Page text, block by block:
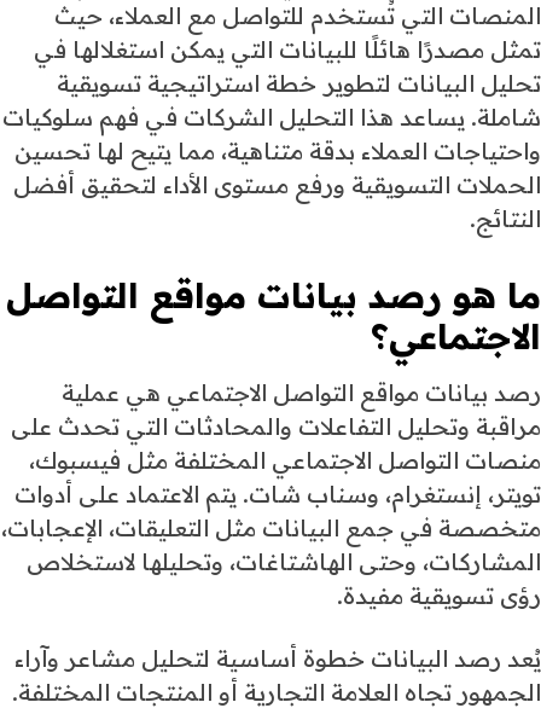
المنصات التي تُستخدم للتواصل مع العملاء، حيث
تمثل مصدرًا هائلًا للبيانات التي يمكن استغلالها في
تحليل البيانات لتطوير خطة استراتيجية تسويقية
شاملة. يساعد هذا التحليل الشركات في فهم سلوكيات
واحتياجات العملاء بدقة متناهية، مما يتيح لها تحسين
الحملات التسويقية ورفع مستوى الأداء لتحقيق أفضل
النتائج.
ما هو رصد بيانات مواقع التواصل
الاجتماعي؟
رصد بيانات مواقع التواصل الاجتماعي هي عملية
مراقبة وتحليل التفاعلات والمحادثات التي تحدث على
منصات التواصل الاجتماعي المختلفة مثل فيسبوك،
تويتر، إنستغرام، وسناب شات. يتم الاعتماد على أدوات
متخصصة في جمع البيانات مثل التعليقات، الإعجابات،
المشاركات، وحتى الهاشتاغات، وتحليلها لاستخلاص
رؤى تسويقية مفيدة.
يُعد رصد البيانات خطوة أساسية لتحليل مشاعر وآراء
الجمهور تجاه العلامة التجارية أو المنتجات المختلفة.